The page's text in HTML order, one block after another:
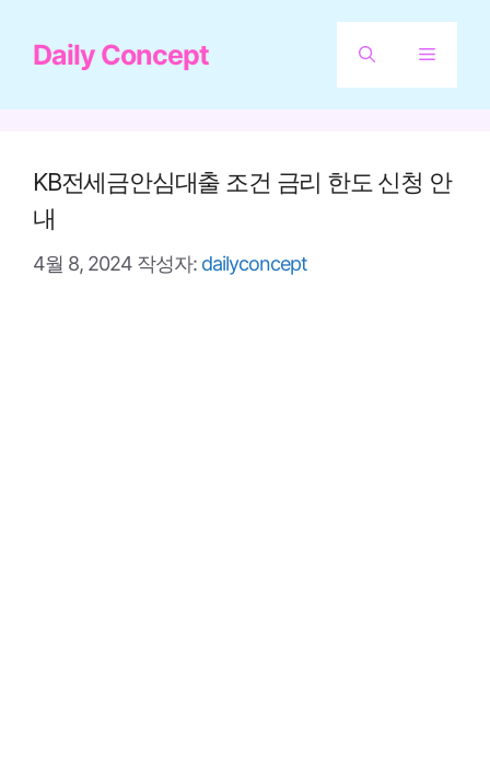
Daily Concept 메
KB전세금안심대출 조건 금리 한도 신청 안
내
4월 8, 2024 작성자: dailyconcept